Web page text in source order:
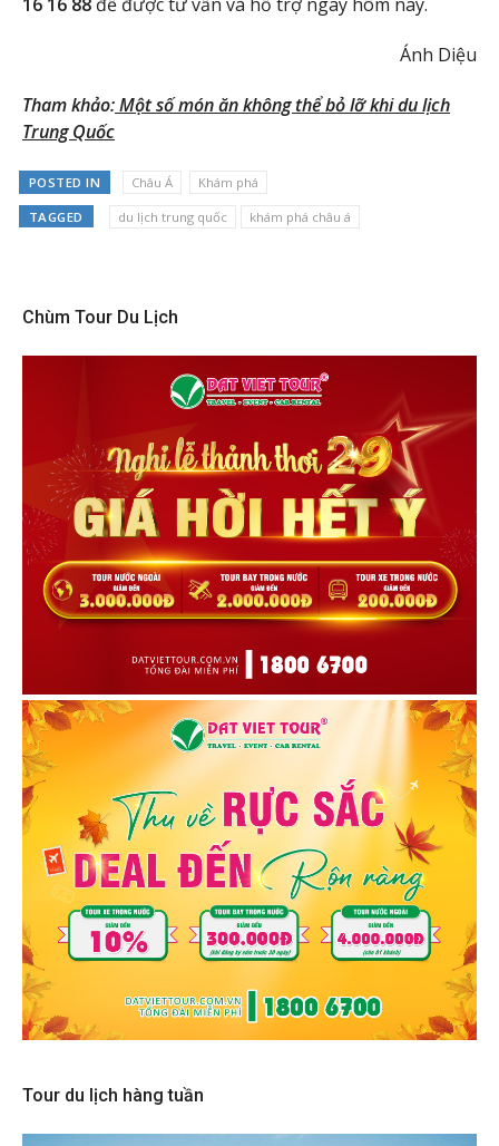
16 16 88 để được tư vấn và hỗ trợ ngay hôm nay.
Ánh Diệu
Tham khảo:Một số món ăn không thể bỏ lỡ khi du lịch
Trung Quốc
POSTED IN Châu Á Khám phá
TAGGED du lịch trung quốc khám phá châu á
Chùm Tour Du Lịch
Tour du lịch hàng tuần